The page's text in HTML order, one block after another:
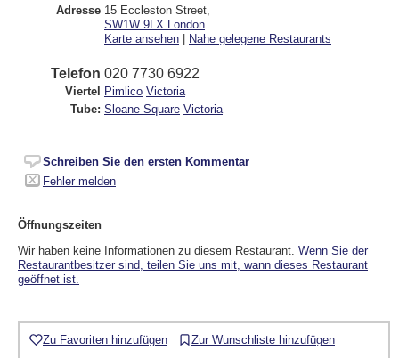
Adresse 15 Eccleston Street
SW1W 9LX London
Karte ansehen | Nahe gelegene Restaurants
Telefon 020 7730 6922
Viertel Pimlico Victoria
Tube: Sloane Square Victoria
Schreiben Sie den ersten Kommentar
Fehler melden
Öffnungszeiten
Wir haben keine Informationen zu diesem Restaurant. Wenn Sie der
Restaurantbesitzer sind, teilen Sie uns mit, wann dieses Restaurant
geöffnet ist.
Zu Favoriten hinzufügen Zur Wunschliste hinzufügen